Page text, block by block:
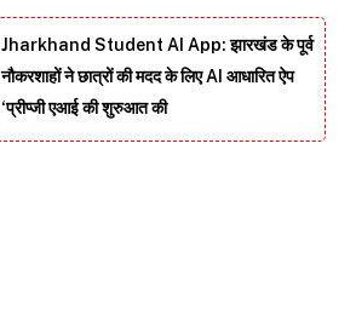
Jharkhand Student AI App: झारखंड के पूर्व
नौकरशाहों ने छात्रों की मदद के लिए AI आधारित ऐप
‘प्रीप्जी एआई की शुरुआत की